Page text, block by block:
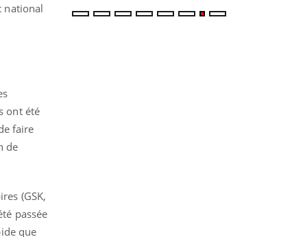
national
ont été
faire
de
(GSK,
passée
que